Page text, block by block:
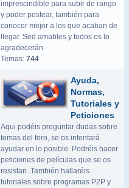
imprescindible para subir de rango
y poder postear, también para
conocer mejor a los que acaban de
llegar. Sed amables y todos os lo
agradecerán.
Temas: 744
Ayuda,
Normas,
Tutoriales y
Peticiones
Aqui podéis preguntar dudas sobre
temas del foro, se os intentará
ayudar en lo posible. Podréis hacer
peticiones de películas que se os
resistan. También hallaréis
tutoriales sobre programas P2P y